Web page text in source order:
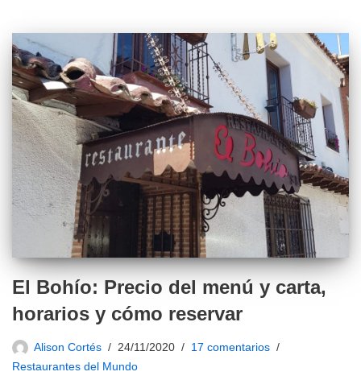
El Bohío: Precio del menú y carta,
horarios y cómo reservar
Alison Cortés 24/11/2020
17 comentarios
Restaurantes del Mundo